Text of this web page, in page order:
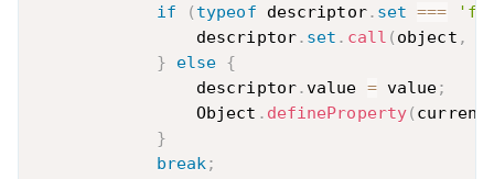
if
( typeof descriptor. set ===
                descriptor
. set . call ( object ,
}
else {
                descriptor
.value = value;
                Object
. defineProperty( current
}
break ;